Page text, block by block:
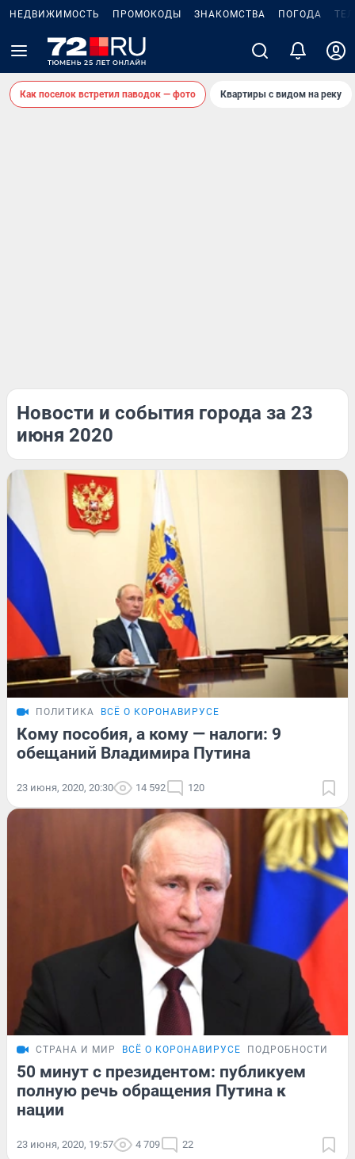
НЕДВИЖИМОСТЬ ПРОМОКОДЫ ЗНАКОМСТВА ПОГОДА
Как поселок встретил паводок — фото Квартиры с видом на реку
Новости и события города за 23
июня 2020
ПОЛИТИКА ВСЁ О КОРОНАВИРУСЕ
Кому пособия, а кому — налоги: 9
обещаний Владимира Путина
23 июня, 2020, 20:30 14 592 120
СТРАНА И МИР ВСЁ О КОРОНАВИРУСЕ ПОДРОБНОСТИ
50 минут с президентом: публикуем
полную речь обращения Путина к
нации
23 июня, 2020, 19:57 4 709 22